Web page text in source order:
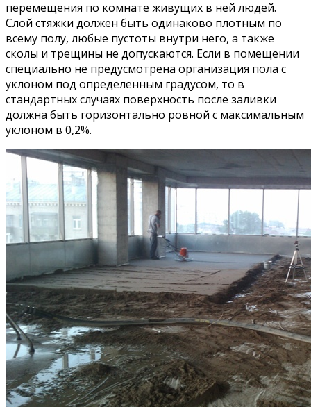
перемещения по комнате живущих в ней людей.
Слой стяжки должен быть одинаково плотным по
всему полу, любые пустоты внутри него, а также
сколы и трещины не допускаются. Если в помещении
специально не предусмотрена организация пола с
уклоном под определенным градусом, то в
стандартных случаях поверхность после заливки
должна быть горизонтально ровной с максимальным
уклоном в 0,2%.